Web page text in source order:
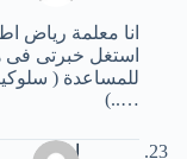
استغل خبرتى فى
للمساعدة (
…..)
اسلام